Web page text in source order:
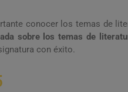
conocer los temas de
sobre los temas de
con éxito.